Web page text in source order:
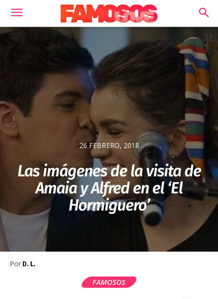
26 FEBRERO, 2018
Las imágenes de la visita de
Amaia y Alfred en el ‘El
Hormiguero’
Por D. L.
FAMOSOS